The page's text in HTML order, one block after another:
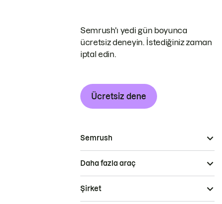
Semrush'ı yedi gün boyunca
ücretsiz deneyin. İstediğiniz zaman
iptal edin.
Ücretsiz dene
Semrush
Daha fazla araç
Şirket